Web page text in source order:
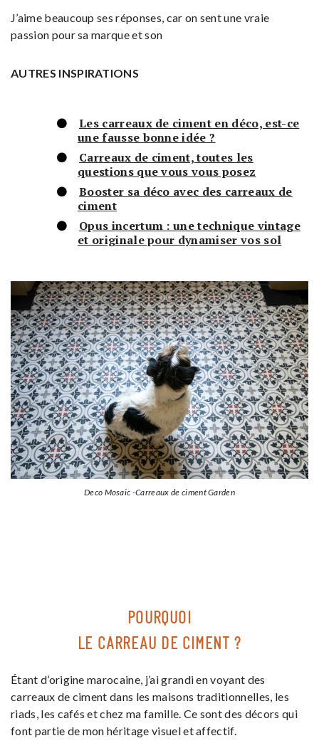
J’aime beaucoup ses réponses, car on sent une vraie
passion pour sa marque et son
AUTRES INSPIRATIONS
Les carreaux de ciment en déco, est-ce
une fausse bonne idée ?
Carreaux de ciment, toutes les
questions que vous vous posez
Booster sa déco avec des carreaux de
ciment
Opus incertum : une technique vintage
et originale pour dynamiser vos sol
Deco Mosaic -Carreaux de ciment Garden
POURQUOI
LE CARREAU DE CIMENT ?
Étant d’origine marocaine, j’ai grandi en voyant des
carreaux de ciment dans les maisons traditionnelles, les
riads, les cafés et chez ma famille. Ce sont des décors qui
font partie de mon héritage visuel et affectif.